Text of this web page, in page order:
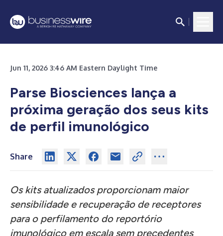
Jun 11, 2026 3:46 AM Eastern Daylight Time
Parse Biosciences lança a
próxima geração dos seus kits
de perfil imunológico
Share
Os kits atualizados proporcionam maior
sensibilidade e recuperação de receptores
para o perfilamento do reportório
imunológico em escala sem precedentes